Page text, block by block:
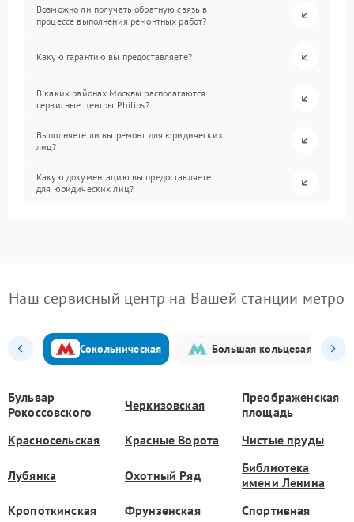
Возможно ли получать обратную связь в
процессе выполнения ремонтных работ?
Какую гарантию вы предоставляете?
В каких районах Москвы располагаются
сервисные центры Philips?
Выполняете ли вы ремонт для юридических
лиц?
Какую документацию вы предоставляете
для юридических лиц?
Наш сервисный центр на Вашей станции метро
Сокольническая Большая кольцевая
Бульвар
Рокоссовского
Черкизовская
Преображенская
площадь
Красносельская
Красные Ворота Чистые пруды
Лубянка Охотный Ряд
Библиотека
имени Ленина
Кропоткинская
Фрунзенская Спортивная